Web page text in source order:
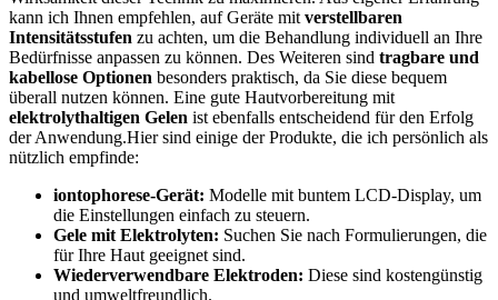
kann ich Ihnen empfehlen, auf Geräte mit verstellbaren
Intensitätsstufen zu achten, um die Behandlung individuell an Ihre
Bedürfnisse anpassen zu können. Des Weiteren sind tragbare und
kabellose Optionen besonders praktisch, da Sie diese bequem
überall nutzen können. Eine gute Hautvorbereitung mit
elektrolythaltigen Gelen ist ebenfalls entscheidend für den Erfolg
der Anwendung.Hier sind einige der Produkte, die ich persönlich als
nützlich empfinde:
iontophorese-Gerät: Modelle mit buntem LCD-Display, um
die Einstellungen einfach zu steuern.
Gele mit Elektrolyten: Suchen Sie nach Formulierungen, die
für Ihre Haut geeignet sind.
Wiederverwendbare Elektroden: Diese sind kostengünstig
und umweltfreundlich.